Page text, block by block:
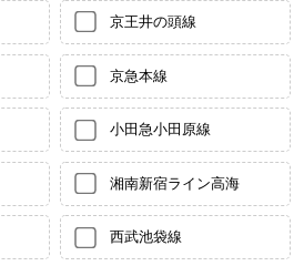
京王井の頭線
京急本線
小田急小田原線
湘南新宿ライン高海
西武池袋線